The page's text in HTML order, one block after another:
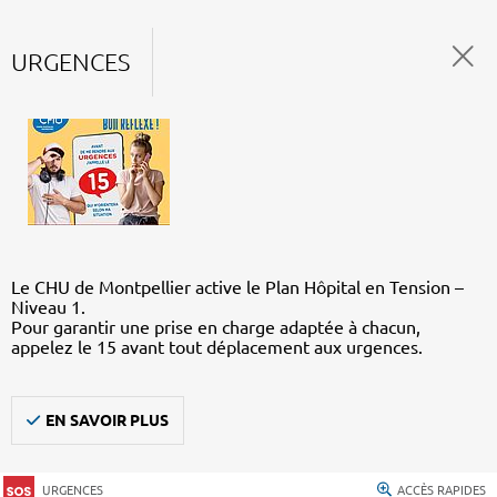
URGENCES
Le CHU de Montpellier active le Plan Hôpital en Tension –
Niveau 1.
Pour garantir une prise en charge adaptée à chacun,
appelez le 15 avant tout déplacement aux urgences.
EN SAVOIR PLUS
URGENCES ACCÈS RAPIDES